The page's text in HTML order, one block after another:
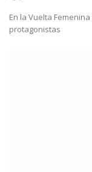
En la Vuelta
protagonistas